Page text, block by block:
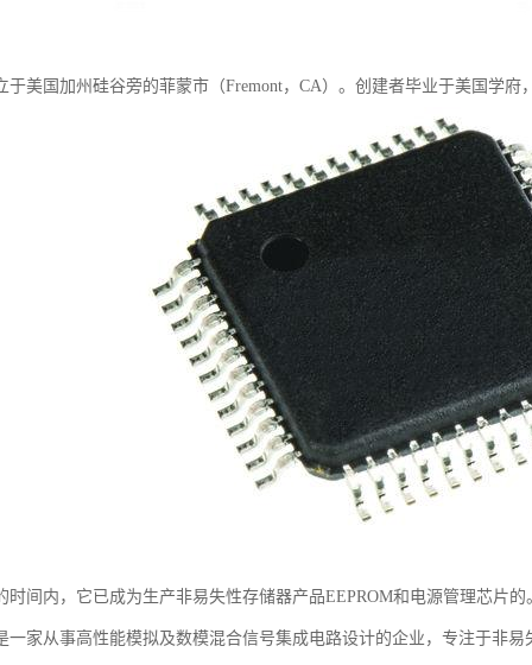
于美国加州硅谷旁的菲蒙市（Fremont，CA）。创建者毕业于美国学
时间内，它已成为生产非易失性存储器产品EEPROM和电源管理芯片的
一家从事高性能模拟及数模混合信号集成电路设计的企业，专注于非